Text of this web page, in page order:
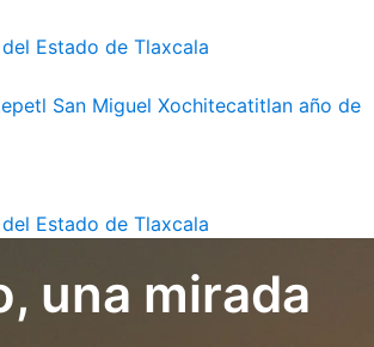
Estado de Tlaxcala
San Miguel Xochitecatitlan año de
Estado de Tlaxcala
una mirada